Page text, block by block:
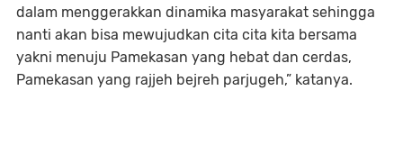
dalam menggerakkan dinamika masyarakat sehingga
nanti akan bisa mewujudkan cita cita kita bersama
yakni menuju Pamekasan yang hebat dan cerdas,
Pamekasan yang rajjeh bejreh parjugeh,” katanya.